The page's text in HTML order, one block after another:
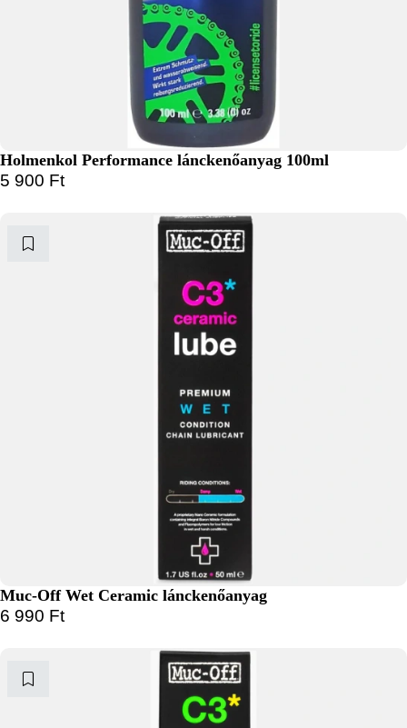
Holmenkol Performance lánckenőanyag 100ml
5 900 Ft
Muc-Off Wet Ceramic lánckenőanyag
6 990 Ft